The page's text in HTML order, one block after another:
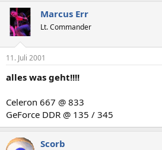
Marcus Err
Lt. Commander
11. Juli 2001
alles was geht!!!!
Celeron 667 @ 833
GeForce DDR @ 135 / 345
Scorb